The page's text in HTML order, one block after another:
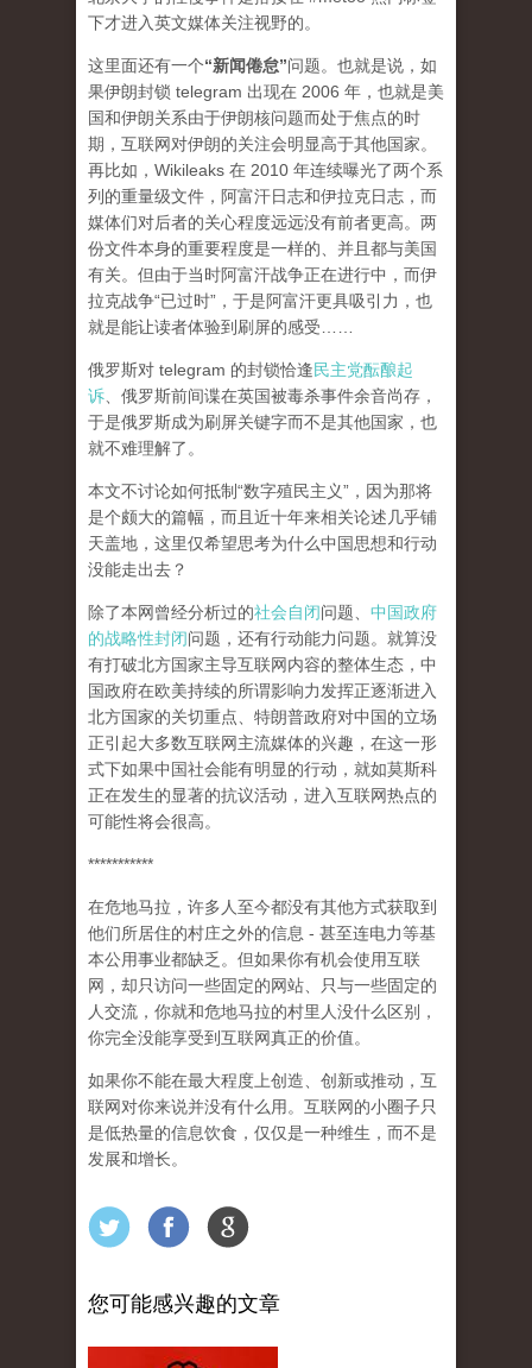
下才进入英文媒体关注视野的。
这里面还有一个“新闻倦怠”问题。也就是说，如
果伊朗封锁 telegram 出现在 2006 年，也就是美
国和伊朗关系由于伊朗核问题而处于焦点的时
期，互联网对伊朗的关注会明显高于其他国家。
再比如，Wikileaks 在 2010 年连续曝光了两个系
列的重量级文件，阿富汗日志和伊拉克日志，而
媒体们对后者的关心程度远远没有前者更高。两
份文件本身的重要程度是一样的、并且都与美国
有关。但由于当时阿富汗战争正在进行中，而伊
拉克战争“已过时”，于是阿富汗更具吸引力，也
就是能让读者体验到刷屏的感受……
俄罗斯对 telegram 的封锁恰逢民主党酝酿起
诉 、俄罗斯前间谍在英国被毒杀事件余音尚存，
于是俄罗斯成为刷屏关键字而不是其他国家，也
就不难理解了。
本文不讨论如何抵制“数字殖民主义”，因为那将
是个颇大的篇幅，而且近十年来相关论述几乎铺
天盖地，这里仅希望思考为什么中国思想和行动
没能走出去？
除了本网曾经分析过的社会自闭问题、 中国政府
的战略性封闭问题，还有行动能力问题。就算没
有打破北方国家主导互联网内容的整体生态，中
国政府在欧美持续的所谓影响力发挥正逐渐进入
北方国家的关切重点、特朗普政府对中国的立场
正引起大多数互联网主流媒体的兴趣，在这一形
式下如果中国社会能有明显的行动，就如莫斯科
正在发生的显著的抗议活动，进入互联网热点的
可能性将会很高。
***********
在危地马拉，许多人至今都没有其他方式获取到
他们所居住的村庄之外的信息 - 甚至连电力等基
本公用事业都缺乏。但如果你有机会使用互联
网，却只访问一些固定的网站、只与一些固定的
人交流，你就和危地马拉的村里人没什么区别，
你完全没能享受到互联网真正的价值。
如果你不能在最大程度上创造、创新或推动，互
联网对你来说并没有什么用。互联网的小圈子只
是低热量的信息饮食，仅仅是一种维生，而不是
发展和增长。
您可能感兴趣的文章